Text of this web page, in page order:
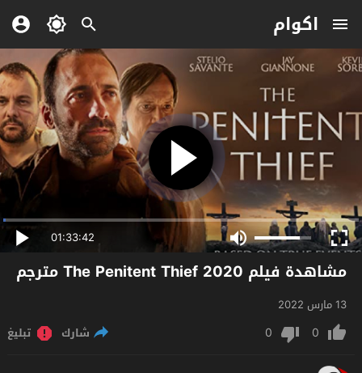
اكوام
01:33:42
مشاهدة فيلم The Penitent Thief 2020 مترجم
13 مارس 2022
0
0 شارك تبليغ